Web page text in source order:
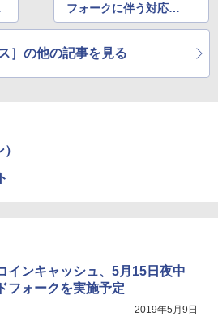
フォークに伴う対応に
ついて第二報を発表
］の他の記事を見る
インキャッシュ、5月15日夜中
フォークを実施予定
2019年5月9日